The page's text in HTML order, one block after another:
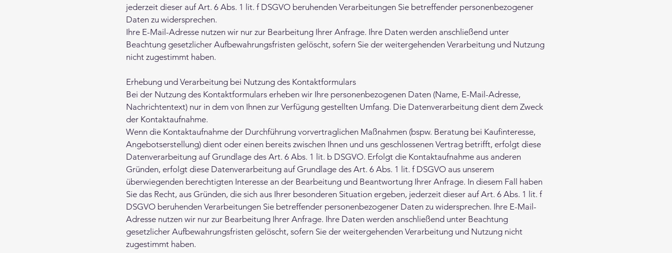
jederzeit dieser auf Art. 6 Abs. 1 lit. f DSGVO beruhenden Verarbeitungen Sie betreffender personenbezogener
Daten zu widersprechen.
Ihre E-Mail-Adresse nutzen wir nur zur Bearbeitung Ihrer Anfrage. Ihre Daten werden anschließend unter
Beachtung gesetzlicher Aufbewahrungsfristen gelöscht, sofern Sie der weitergehenden Verarbeitung und Nutzung
nicht zugestimmt haben.
Erhebung und Verarbeitung bei Nutzung des Kontaktformulars
Bei der Nutzung des Kontaktformulars erheben wir Ihre personenbezogenen Daten (Name, E-Mail-Adresse,
Nachrichtentext) nur in dem von Ihnen zur Verfügung gestellten Umfang. Die Datenverarbeitung dient dem Zweck
der Kontaktaufnahme.
Wenn die Kontaktaufnahme der Durchführung vorvertraglichen Maßnahmen (bspw. Beratung bei Kaufinteresse,
Angebotserstellung) dient oder einen bereits zwischen Ihnen und uns geschlossenen Vertrag betrifft, erfolgt diese
Datenverarbeitung auf Grundlage des Art. 6 Abs. 1 lit. b DSGVO. Erfolgt die Kontaktaufnahme aus anderen
Gründen, erfolgt diese Datenverarbeitung auf Grundlage des Art. 6 Abs. 1 lit. f DSGVO aus unserem
überwiegenden berechtigten Interesse an der Bearbeitung und Beantwortung Ihrer Anfrage. In diesem Fall haben
Sie das Recht, aus Gründen, die sich aus Ihrer besonderen Situation ergeben, jederzeit dieser auf Art. 6 Abs. 1 lit. f
DSGVO beruhenden Verarbeitungen Sie betreffender personenbezogener Daten zu widersprechen. Ihre E-Mail-
Adresse nutzen wir nur zur Bearbeitung Ihrer Anfrage. Ihre Daten werden anschließend unter Beachtung
gesetzlicher Aufbewahrungsfristen gelöscht, sofern Sie der weitergehenden Verarbeitung und Nutzung nicht
zugestimmt haben.